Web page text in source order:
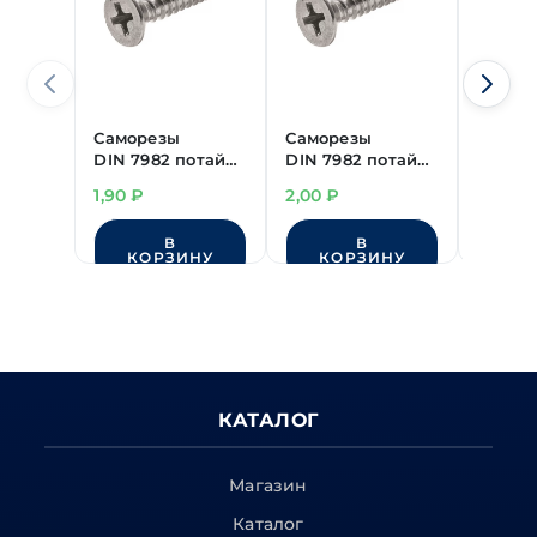
Саморезы
DIN 7982 потай
нерж.сталь А2
3,5х6,5 мм
1,90₽
В
КОРЗИНУ
Саморезы
DIN 7982 потай
нерж.сталь А2
3,5х9,5 мм
2,00₽
В
КОРЗИНУ
КАТАЛОГ
Магазин
Каталог